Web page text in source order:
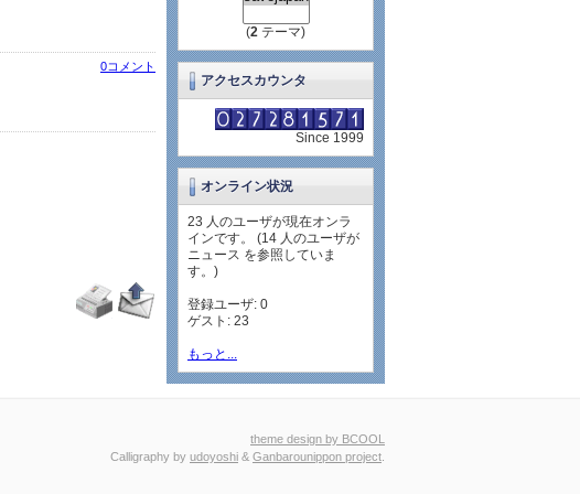
0コメント
(2 テーマ)
アクセスカウンタ
Since 1999
オンライン状況
23 人のユーザが現在オンラ
インです。 (14 人のユーザが
ニュース を参照していま
す。)
登録ユーザ: 0
ゲスト: 23
もっと...
theme design by BCOOL
Calligraphy by udoyoshi & Ganbarounippon project